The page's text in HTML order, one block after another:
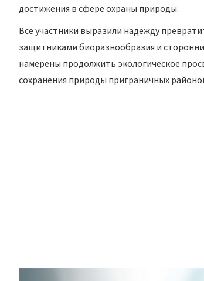
достижения в сфере охраны природы.
Все участники выразили надежду
защитниками биоразнообразия и
намерены продолжить экологическое
сохранения природы приграничных